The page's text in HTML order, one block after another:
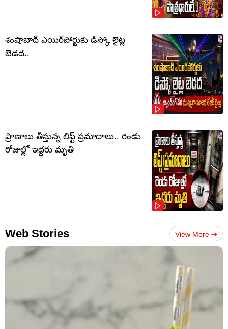
శంషాబాద్ ఎయిర్‌పోర్టుకు డిస్కో లైట్ల
బెడద..
ప్రాణాలు తీస్తున్న లిఫ్ట్‌ ప్రమాదాలు.. రెండు
రోజుల్లో ఇద్దరు మృతి
Web Stories View More